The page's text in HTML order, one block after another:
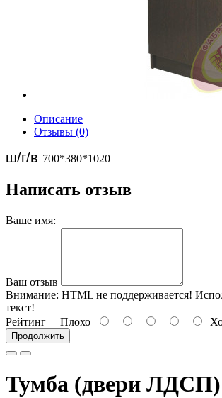
Описание
Отзывы (0)
ш/г/в 700*380*1020
Написать отзыв
Ваше имя:
Ваш отзыв
Внимание: HTML не поддерживается!
текст!
Рейтинг Плохо
Продолжить
Тумба (двери ЛДСП)